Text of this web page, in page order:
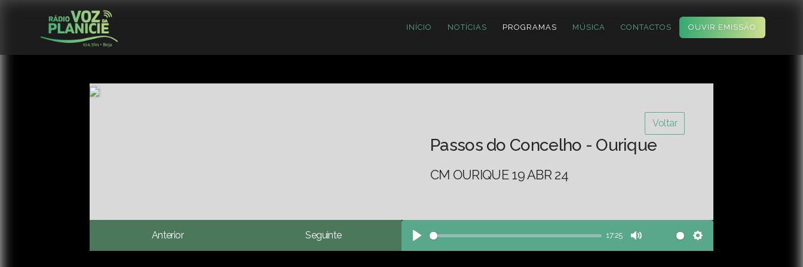
INÍCIO NOTÍCIAS PROGRAMAS MÚSICA CONTACTOS OUVIR EMISSÃO
Voltar
Passos do Concelho - Ourique
CM OURIQUE 19 ABR 24
Anterior Seguinte
Play
17:25
Mute Settings